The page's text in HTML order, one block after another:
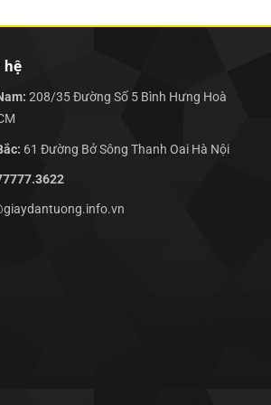
hệ
208/35 Đường Số 5 Bình Hưng Hoà
61 Đường Bở Sông Thanh Oai Hà Nội